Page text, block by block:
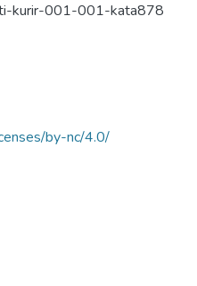
001-001-kata878
by-nc/4.0/